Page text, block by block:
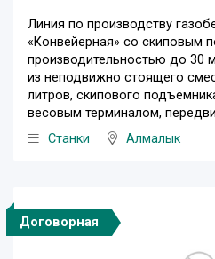
Линия по производству
«Конвейерная» со скиповым
производительностью до 30
из неподвижно стоящего
литров, скипового
весовым терминалом,
Станки
Алмалык
Договорная